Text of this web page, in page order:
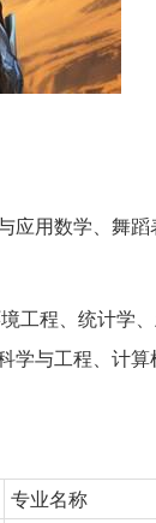
用数学、舞
工程、统计学
与工程、计
专业名称